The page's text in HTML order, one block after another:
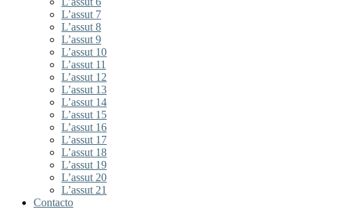
L’assut 7
L’assut 8
L’assut 9
L’assut 10
L’assut 11
L’assut 12
L’assut 13
L’assut 14
L’assut 15
L’assut 16
L’assut 17
L’assut 18
L’assut 19
L’assut 20
L’assut 21
Contacto